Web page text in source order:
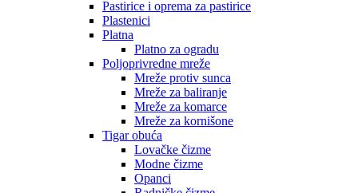
Pastirice i oprema za pastirice
Plastenici
Platna
Platno za ogradu
Poljoprivredne mreže
Mreže protiv sunca
Mreže za baliranje
Mreže za komarce
Mreže za kornišone
Tigar obuća
Lovačke čizme
Modne čizme
Opanci